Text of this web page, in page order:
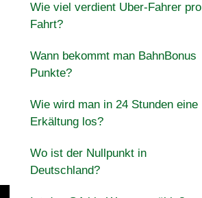
Wie viel verdient Uber-Fahrer pro
Fahrt?
Wann bekommt man BahnBonus
Punkte?
Wie wird man in 24 Stunden eine
Erkältung los?
Wo ist der Nullpunkt in
Deutschland?